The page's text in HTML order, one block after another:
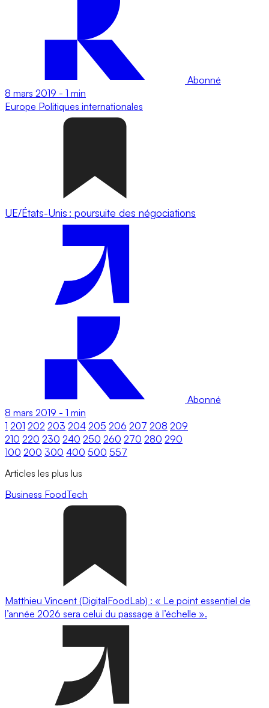
Abonné
8 mars 2019 - 1 min
Europe Politiques internationales
UE/États-Unis : poursuite des négociations
Abonné
8 mars 2019 - 1 min
1 201 202 203 204 205 206 207 208 209
210 220 230 240 250 260 270 280 290
100 200 300 400 500 557
Articles les plus lus
Business FoodTech
Matthieu Vincent (DigitalFoodLab) : « Le point essentiel de
l’année 2026 sera celui du passage à l’échelle ».